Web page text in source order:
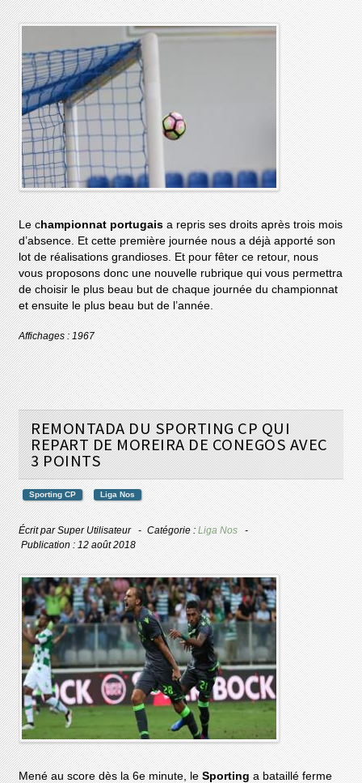
Le championnat portugais a repris ses droits après trois mois
d’absence. Et cette première journée nous a déjà apporté son
lot de réalisations grandioses. Et pour fêter ce retour, nous
vous proposons donc une nouvelle rubrique qui vous permettra
de choisir le plus beau but de chaque journée du championnat
et ensuite le plus beau but de l’année.
Affichages : 1967
REMONTADA DU SPORTING CP QUI
REPART DE MOREIRA DE CONEGOS AVEC
3 POINTS
Sporting CP Liga Nos
Écrit parSuper Utilisateur Catégorie :Liga Nos
Publication : 12 août 2018
Mené au score dès la 6e minute, leSportinga bataillé ferme